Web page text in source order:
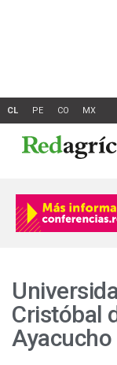
Cristóbal
Ayacucho